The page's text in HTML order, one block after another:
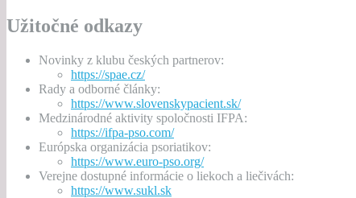
Užitočné odkazy
Novinky z klubu českých partnerov:
https://spae.cz/
Rady a odborné články:
https://www.slovenskypacient.sk/
Medzinárodné aktivity spoločnosti IFPA:
https://ifpa-pso.com/
Európska organizácia psoriatikov:
https://www.euro-pso.org/
Verejne dostupné informácie o liekoch a liečivách:
https://www.sukl.sk